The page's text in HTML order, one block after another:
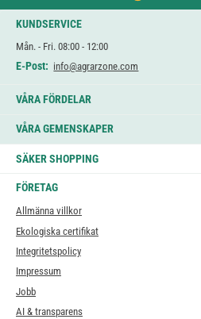
KUNDSERVICE
Mån. - Fri. 08:00 - 12:00
E-Post: info@agrarzone.com
VÅRA FÖRDELAR
VÅRA GEMENSKAPER
SÄKER SHOPPING
FÖRETAG
Allmänna villkor
Ekologiska certifikat
Integritetspolicy
Impressum
Jobb
AI & transparens